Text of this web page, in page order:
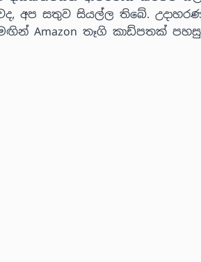
අප සතුව සියල්ල තිබේ.
Amazon තෑගි කාඩ්පතක්